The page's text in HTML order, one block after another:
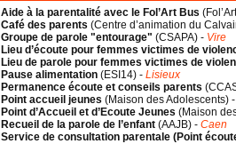
Aide à la parentalité avec le Fol’Art Bus (Fol’Art
Café des parents (Centre d’animation du
Groupe de parole "entourage" (CSAPA) - Vire
Lieu d’écoute pour femmes victimes de
Lieu de parole pour femmes victimes de
Pause alimentation (ESI14) - Lisieux
Permanence écoute et conseils parents (
Point accueil jeunes (Maison des Adolescents) -
Point d’Accueil et d’Ecoute Jeunes (Maison
Recueil de la parole de l’enfant (AAJB) - Caen
Service de consultation parentale (Point